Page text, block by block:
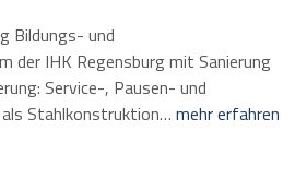
Bildungs- und
der IHK Regensburg mit Sanierung
Service-, Pausen- und
Stahlkonstruktion… mehr erfahren